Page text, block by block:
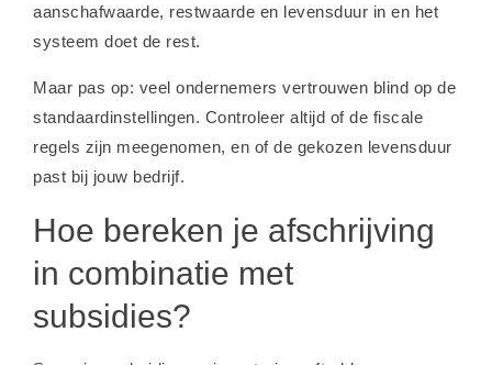
aanschafwaarde, restwaarde en levensduur in en het
systeem doet de rest.
Maar pas op: veel ondernemers vertrouwen blind op de
standaardinstellingen. Controleer altijd of de fiscale
regels zijn meegenomen, en of de gekozen levensduur
past bij jouw bedrijf.
Hoe bereken je afschrijving
in combinatie met
subsidies?